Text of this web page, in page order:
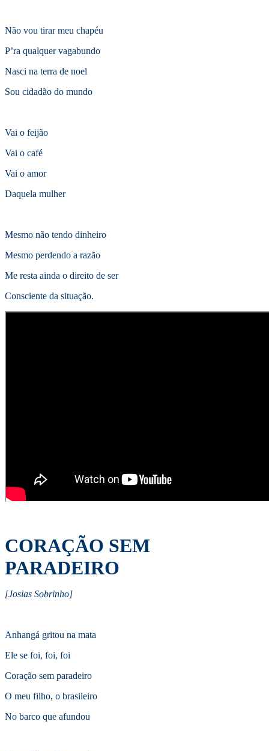
Não vou tirar meu chapéu
P’ra qualquer vagabundo
Nasci na terra de noel
Sou cidadão do mundo
Vai o feijão
Vai o café
Vai o amor
Daquela mulher
Mesmo não tendo dinheiro
Mesmo perdendo a razão
Me resta ainda o direito de ser
Consciente da situação.
CORAÇÃO SEM
PARADEIRO
[Josias Sobrinho]
Anhangá gritou na mata
Ele se foi, foi, foi
Coração sem paradeiro
O meu filho, o brasileiro
No barco que afundou